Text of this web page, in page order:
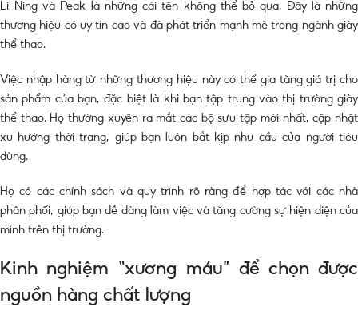
Li-Ning và Peak là những cái tên không thể bỏ qua. Đây là những
thương hiệu có uy tín cao và đã phát triển mạnh mẽ trong ngành giày
thể thao.
Việc nhập hàng từ những thương hiệu này có thể gia tăng giá trị cho
sản phẩm của bạn, đặc biệt là khi bạn tập trung vào thị trường giày
thể thao. Họ thường xuyên ra mắt các bộ sưu tập mới nhất, cập nhật
xu hướng thời trang, giúp bạn luôn bắt kịp nhu cầu của người tiêu
dùng.
Họ có các chính sách và quy trình rõ ràng để hợp tác với các nhà
phân phối, giúp bạn dễ dàng làm việc và tăng cường sự hiện diện của
mình trên thị trường.
Kinh nghiệm “xương máu” để chọn được
nguồn hàng chất lượng